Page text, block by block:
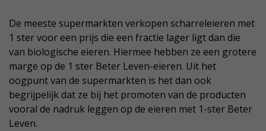
De meeste supermarkten verkopen scharreleieren met
1 ster voor een prijs die een fractie lager ligt dan die
van biologische eieren. Hiermee hebben ze een grotere
marge op de 1 ster Beter Leven-eieren. Uit het
oogpunt van de supermarkten is het dan ook
begrijpelijk dat ze bij het promoten van de producten
vooral de nadruk leggen op de eieren met 1-ster Beter
Leven.